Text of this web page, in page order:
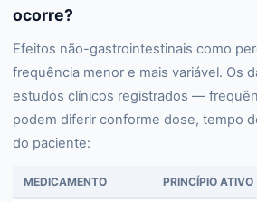
ocorre?
Efeitos não-gastrointestinais como
frequência menor e mais variável. Os
estudos clínicos registrados —
podem diferir conforme dose, tempo
do paciente:
MEDICAMENTO PRINCÍPIO ATIVO